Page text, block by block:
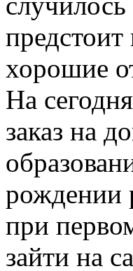
хорошие
На
заказ на
рождении
при
зайти на